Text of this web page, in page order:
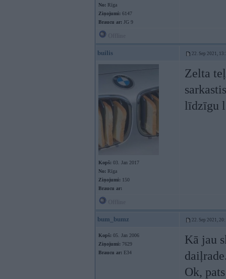
No: Rīga
Ziņojumi: 6147
Braucu ar: JG 9
builis 22. Sep 2021,
Kopš: 03. Jan 2017
No: Rīga
Ziņojumi: 150
Braucu ar:
Zelta
līdzīgu
bum_bumz 22. Sep 2021,
Kopš: 05. Jan 2006
Ziņojumi: 7629
Braucu ar: E34
Kā jau
Ok,